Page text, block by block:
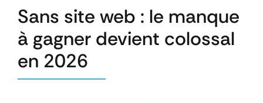
Sans site web : le manque
à gagner devient colossal
en 2026